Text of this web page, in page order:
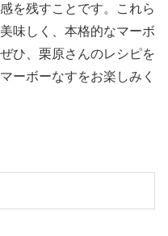
を残すことです。これら
味しく、本格的なマーボ
ひ、栗原さんのレシピを
ーボーなすをお楽しみく